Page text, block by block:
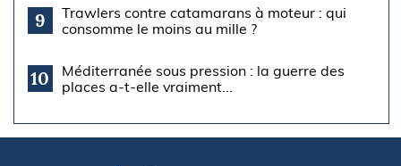
9
Trawlers contre catamarans à moteur : qui
consomme le moins au mille ?
10
Méditerranée sous pression : la guerre des
places a-t-elle vraiment...